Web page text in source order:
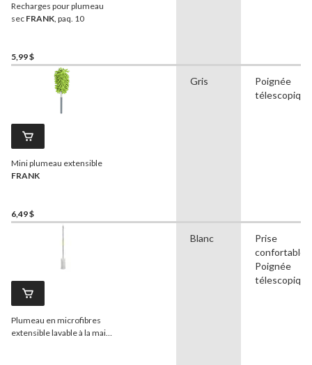
Recharges pour plumeau
sec FRANK, paq. 10
5,99 $
Mini plumeau extensible
FRANK
6,49 $
Gris
Poignée
télescopique
Plumeau en microfibres
extensible lavable à la main
Blanc
Prise
confortable,
Poignée
télescopique